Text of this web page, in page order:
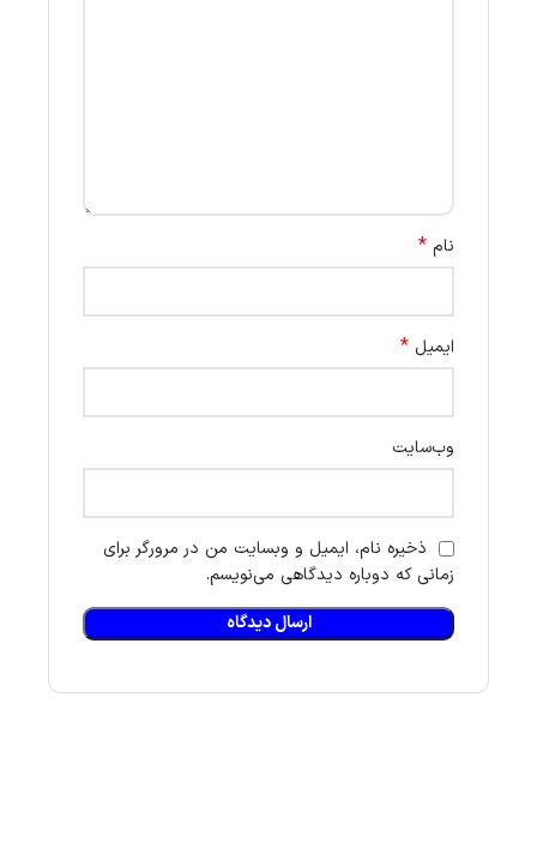
نام *
ایمیل *
وب‌سایت
ذخیره نام، ایمیل و وبسایت من در مرورگر برای
زمانی که دوباره دیدگاهی می‌نویسم.